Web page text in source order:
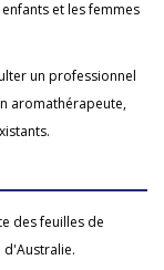
et les femmes
un professionnel
aromathérapeute,
des feuilles de